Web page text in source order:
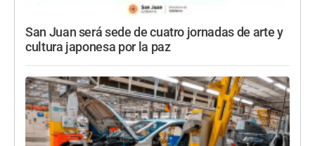
San Juan será sede de cuatro jornadas de arte y
cultura japonesa por la paz